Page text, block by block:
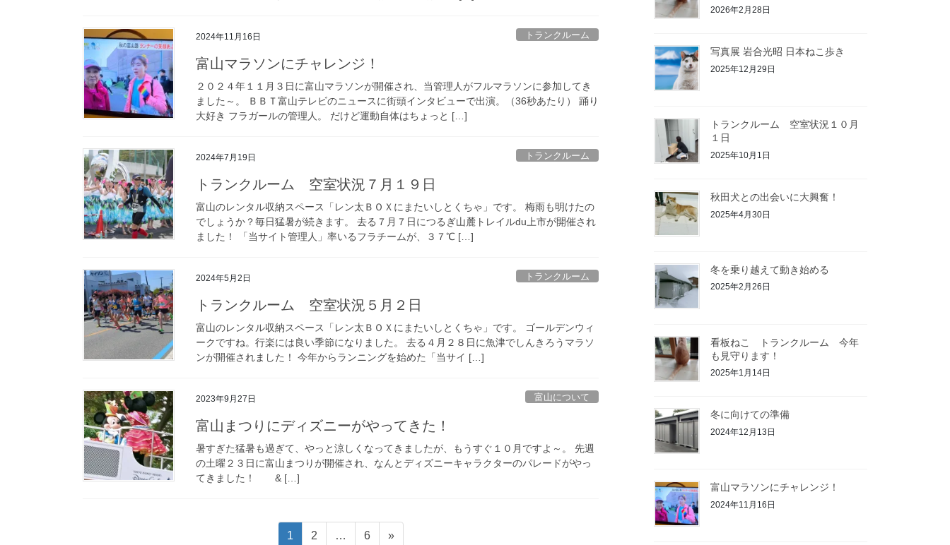
2024年11月16日 トランクルーム
富山マラソンにチャレンジ！
２０２４年１１月３日に富山マラソンが開催され、当管理人がフルマラソンに参加してき
ました～。 ＢＢＴ富山テレビのニュースに街頭インタビューで出演。（36秒あたり） 踊り
大好き フラガールの管理人。 だけど運動自体はちょっと […]
2024年7月19日 トランクルーム
トランクルーム 空室状況７月１９日
富山のレンタル収納スペース「レン太ＢＯＸにまたいしとくちゃ」です。 梅雨も明けたの
でしょうか？毎日猛暑が続きます。 去る７月７日につるぎ山麓トレイルdu上市が開催され
ました！ 「当サイト管理人」率いるフラチームが、３７℃ […]
2024年5月2日 トランクルーム
トランクルーム 空室状況５月２日
富山のレンタル収納スペース「レン太ＢＯＸにまたいしとくちゃ」です。 ゴールデンウィ
ークですね。行楽には良い季節になりました。 去る４月２８日に魚津でしんきろうマラソ
ンが開催されました！ 今年からランニングを始めた「当サイ […]
2023年9月27日 富山について
富山まつりにディズニーがやってきた！
暑すぎた猛暑も過ぎて、やっと涼しくなってきましたが、もうすぐ１０月ですよ～。 先週
の土曜２３日に富山まつりが開催され、なんとディズニーキャラクターのパレードがやっ
てきました！ & […]
固
1
固
2 …
固
6 »
2026年2月28日
写真展 岩合光昭 日本ねこ歩き
2025年12月29日
トランクルーム 空室状況１０月
１日
2025年10月1日
秋田犬との出会いに大興奮！
2025年4月30日
冬を乗り越えて動き始める
2025年2月26日
看板ねこ トランクルーム 今年
も見守ります！
2025年1月14日
冬に向けての準備
2024年12月13日
富山マラソンにチャレンジ！
2024年11月16日